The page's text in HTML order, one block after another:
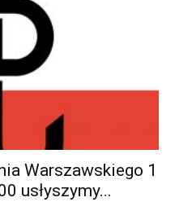
Warszawskiego 1
usłyszymy...